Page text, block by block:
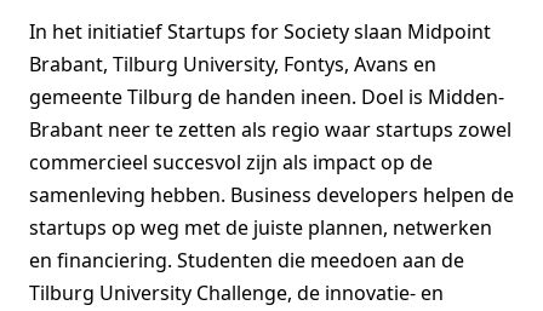
In het initiatief Startups for Society slaan Midpoint
Brabant, Tilburg University, Fontys, Avans en
gemeente Tilburg de handen ineen. Doel is Midden-
Brabant neer te zetten als regio waar startups zowel
commercieel succesvol zijn als impact op de
samenleving hebben. Business developers helpen de
startups op weg met de juiste plannen, netwerken
en financiering. Studenten die meedoen aan de
Tilburg University Challenge, de innovatie- en